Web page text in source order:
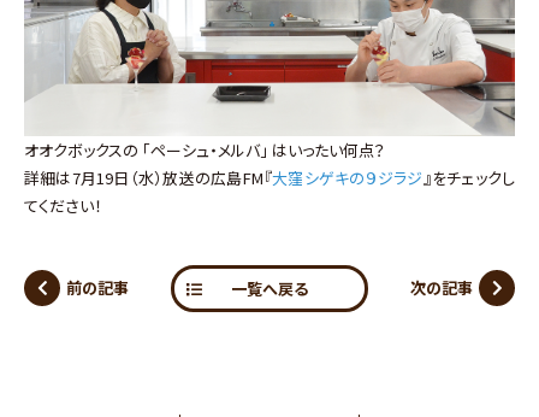
オオクボックスの 「ペーシュ・メルバ」 はいったい何点？
詳細は7月19日（水）放送の広島FM『大窪シゲキの９ジラジ 』をチェックし
てください！
前の記事 一覧へ戻る 次の記事